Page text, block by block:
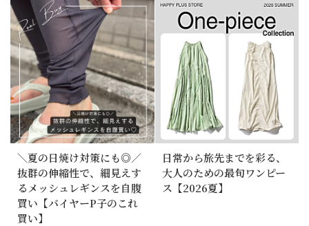
＼夏の日焼け対策にも◎／
抜群の伸縮性で、細見えす
るメッシュレギンスを自腹
買い【バイヤーP子のこれ
買い】
日常から旅先までを彩る、
大人のための最旬ワンピー
ス【2026夏】